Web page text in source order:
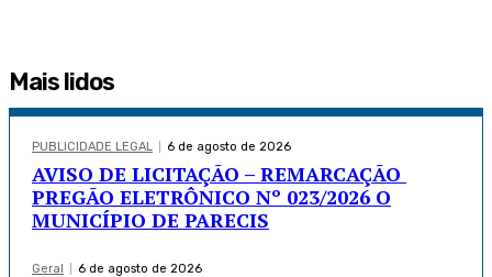
Mais lidos
PUBLICIDADE LEGAL 6 de agosto de 2026
AVISO DE LICITAÇÃO – REMARCAÇÃO
PREGÃO ELETRÔNICO Nº 023/2026 O
MUNICÍPIO DE PARECIS
Geral 6 de agosto de 2026